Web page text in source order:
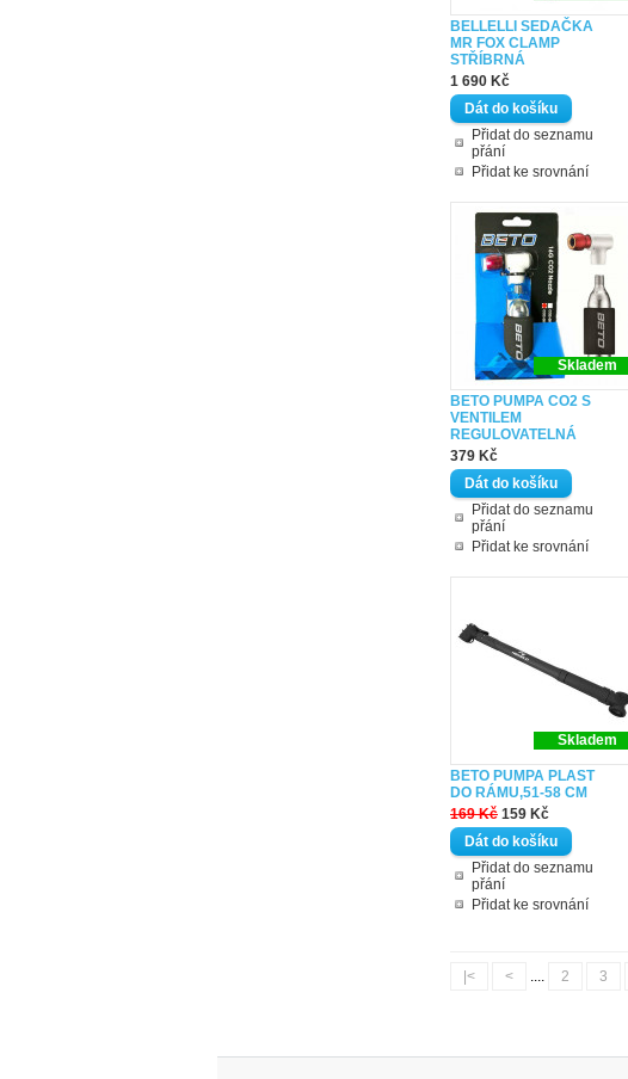
BELLELLI SEDAČKA
MR FOX CLAMP
STŘÍBRNÁ
1 690 Kč
Přidat do seznamu
přání
Přidat ke srovnání
Skladem
BETO PUMPA CO2 S
VENTILEM
REGULOVATELNÁ
379 Kč
Přidat do seznamu
přání
Přidat ke srovnání
Skladem
BETO PUMPA PLAST
DO RÁMU,51-58 CM
169 Kč 159 Kč
Přidat do seznamu
přání
Přidat ke srovnání
|< < .... 2 3